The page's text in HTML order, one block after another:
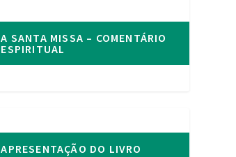
A SANTA MISSA – COMENTÁRIO
ESPIRITUAL
APRESENTAÇÃO DO LIVRO